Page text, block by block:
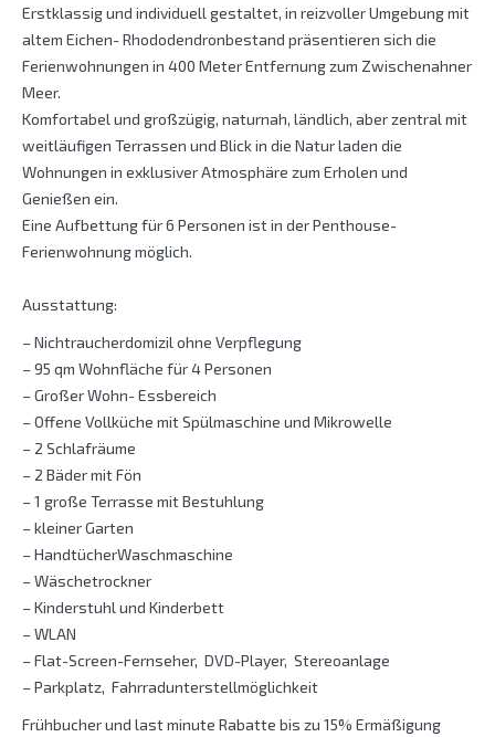
Erstklassig und individuell gestaltet, in reizvoller Umgebung mit
altem Eichen- Rhododendronbestand präsentieren sich die
Ferienwohnungen in 400 Meter Entfernung zum Zwischenahner
Meer.
Komfortabel und großzügig, naturnah, ländlich, aber zentral mit
weitläufigen Terrassen und Blick in die Natur laden die
Wohnungen in exklusiver Atmosphäre zum Erholen und
Genießen ein.
Eine Aufbettung für 6 Personen ist in der Penthouse-
Ferienwohnung möglich.
Ausstattung:
– Nichtraucherdomizil ohne Verpflegung
– 95 qm Wohnfläche für 4 Personen
– Großer Wohn- Essbereich
– Offene Vollküche mit Spülmaschine und Mikrowelle
– 2 Schlafräume
– 2 Bäder mit Fön
– 1 große Terrasse mit Bestuhlung
– kleiner Garten
– HandtücherWaschmaschine
– Wäschetrockner
– Kinderstuhl und Kinderbett
– WLAN
– Flat-Screen-Fernseher, DVD-Player, Stereoanlage
– Parkplatz, Fahrradunterstellmöglichkeit
Frühbucher und last minute Rabatte bis zu 15% Ermäßigung